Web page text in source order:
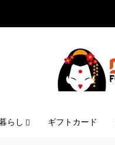
らし ギフトカード